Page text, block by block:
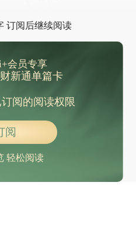
订阅后继续阅读
会员专享
新通单篇卡
阅的阅读权限
阅
轻松阅读